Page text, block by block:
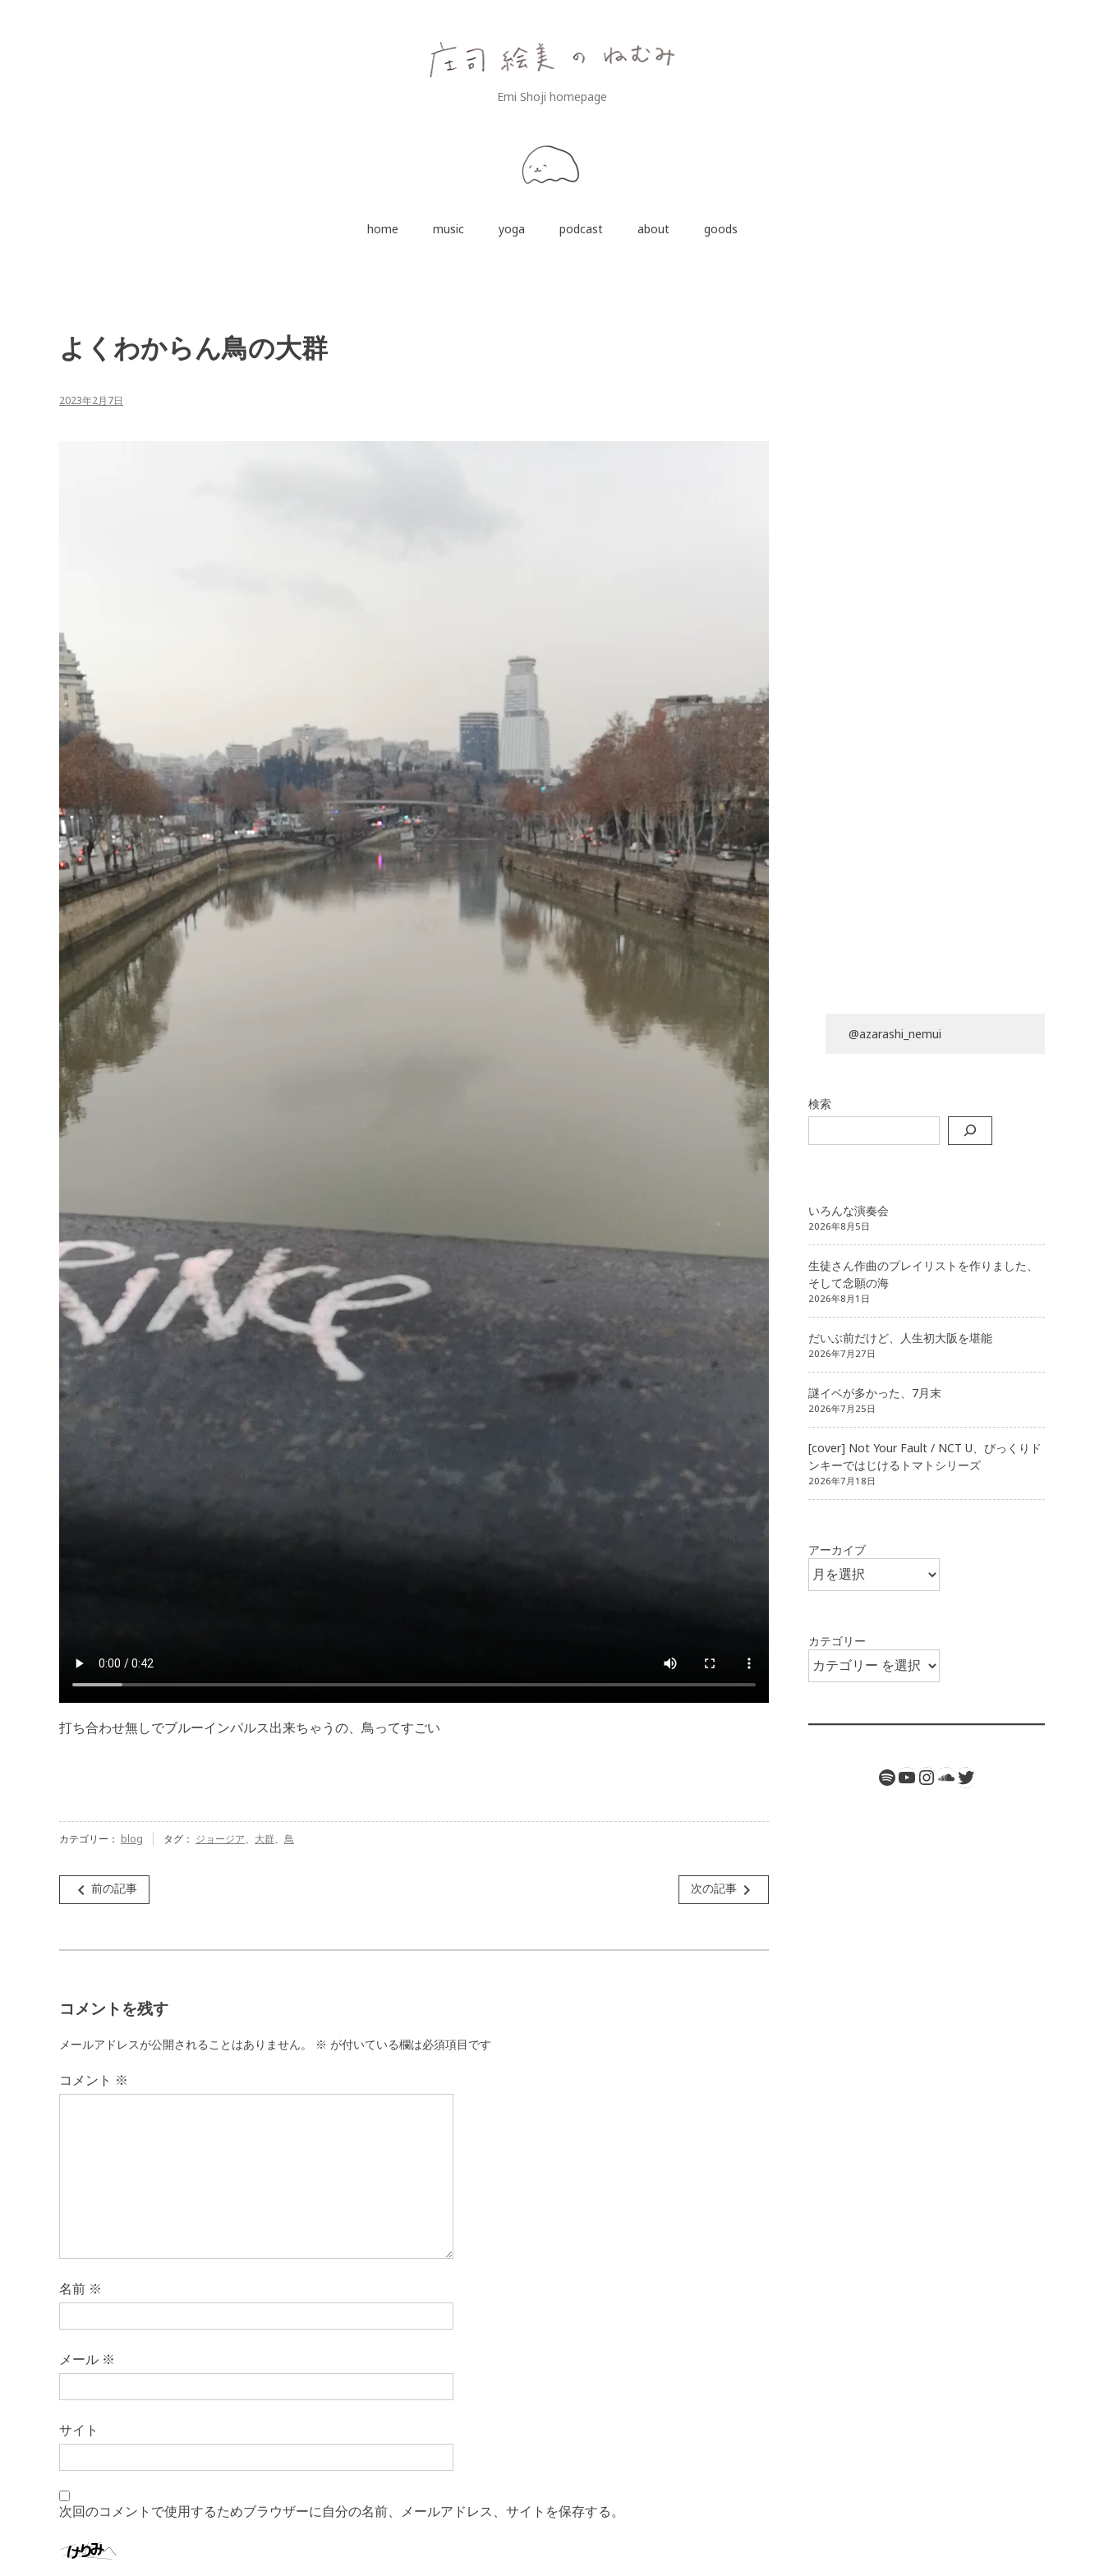
Emi Shoji homepage
home music yoga podcast about goods
よくわからん鳥の大群
2023年2月7日
打ち合わせ無しでブルーインパルス出来ちゃうの、鳥ってすごい
カテゴリー： blog タグ： ジョージア、 大群、 鳥
投
稿
ー
シ
ン
navigate_before 前の記事 次の記事 navigate_next
コメントを残す
メールアドレスが公開されることはありません。 ※ が付いている欄は必須項目です
コメント ※
名前 ※
メール ※
サイト
次回のコメントで使用するためブラウザーに自分の名前、メールアドレス、サイトを保存する。
@azarashi_nemui
検索
いろんな演奏会
2026年8月5日
生徒さん作曲のプレイリストを作りました、
そして念願の海
2026年8月1日
だいぶ前だけど、人生初大阪を堪能
2026年7月27日
謎イベが多かった、7月末
2026年7月25日
[cover] Not Your Fault / NCT U、びっくりド
ンキーではじけるトマトシリーズ
2026年7月18日
アーカイブ
カテゴリー
Spotify
YouTube
Instagram
SoundCloud
Twitter